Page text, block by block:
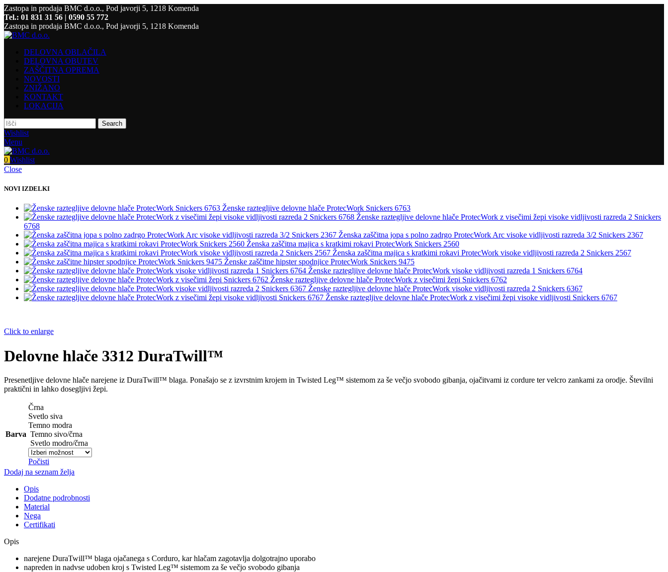
Zastopa in prodaja BMC d.o.o., Pod javorji 5, 1218 Komenda
Tel.: 01 831 31 56 | 0590 55 772
Zastopa in prodaja BMC d.o.o., Pod javorji 5, 1218 Komenda
DELOVNA OBLAČILA
DELOVNA OBUTEV
ZAŠČITNA OPREMA
NOVOSTI
ZNIŽANO
KONTAKT
LOKACIJA
Search
Wishlist
Menu
0 Wishlist
Close
NOVI IZDELKI
Ženske raztegljive delovne hlače ProtecWork Snickers 6763
Ženske raztegljive delovne hlače ProtecWork z visečimi žepi visoke vidljivosti razreda 2 Snickers
6768
Ženska zaščitna jopa s polno zadrgo ProtecWork Arc visoke vidljivosti razreda 3/2 Snickers 2367
Ženska zaščitna majica s kratkimi rokavi ProtecWork Snickers 2560
Ženska zaščitna majica s kratkimi rokavi ProtecWork visoke vidljivosti razreda 2 Snickers 2567
Ženske zaščitne hipster spodnjice ProtecWork Snickers 9475
Ženske raztegljive delovne hlače ProtecWork visoke vidljivosti razreda 1 Snickers 6764
Ženske raztegljive delovne hlače ProtecWork z visečimi žepi Snickers 6762
Ženske raztegljive delovne hlače ProtecWork visoke vidljivosti razreda 2 Snickers 6367
Ženske raztegljive delovne hlače ProtecWork z visečimi žepi visoke vidljivosti Snickers 6767
Click to enlarge
Delovne hlače 3312 DuraTwill™
Presenetljive delovne hlače narejene iz DuraTwill™ blaga. Ponašajo se z izvrstnim krojem in Twisted Leg™ sistemom za še večjo svobodo gibanja, ojačitvami iz cordure ter velcro zankami za orodje. Številni
praktični in lahko dosegljivi žepi.
Barva
Črna
Svetlo siva
Temno modra
Temno sivo/črna
Svetlo modro/črna
Počisti
Dodaj na seznam želja
Opis
Dodatne podrobnosti
Material
Nega
Certifikati
Opis
narejene DuraTwill™ blaga ojačanega s Corduro, kar hlačam zagotavlja dolgotrajno uporabo
napreden in nadvse udoben kroj s Twisted Leg™ sistemom za še večjo svobodo gibanja